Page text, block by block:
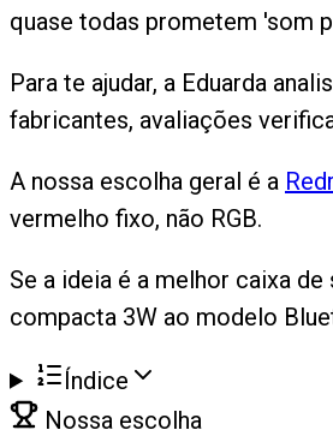
quase todas prometem 'som
Para te ajudar, a Eduarda
fabricantes, avaliações
A nossa escolha geral é a
vermelho fixo, não RGB.
Se a ideia é a melhor caixa
compacta 3W ao modelo
Índice
Nossa escolha